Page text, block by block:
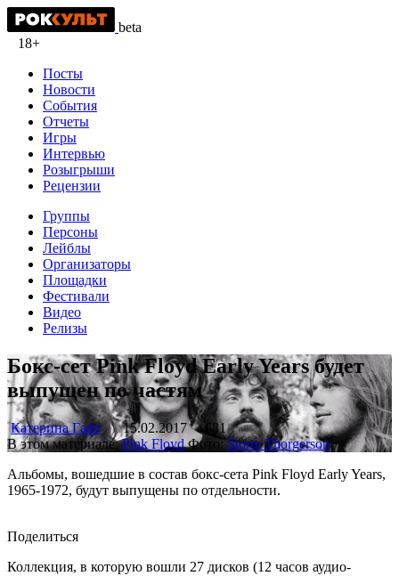
beta
18+
Посты
Новости
События
Отчеты
Игры
Интервью
Розыгрыши
Рецензии
Группы
Персоны
Лейблы
Организаторы
Площадки
Фестивали
Видео
Релизы
Бокс-сет Pink Floyd Early Years будет
выпущен по частям
Катерина Гафт 15.02.2017
681
В этом материале:Pink Floyd Фото:Storm Thorgerson
Альбомы, вошедшие в состав бокс-сета Pink Floyd Early Years,
1965-1972, будут выпущены по отдельности.
Поделиться
Коллекция, в которую вошли 27 дисков (12 часов аудио-